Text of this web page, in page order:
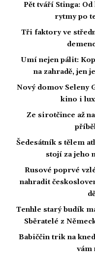
Pět tváří Stinga:
rytmy po
Tři faktory ve
Umí nejen pálit:
na zahradě, jen
Nový domov Seleny
kino i
Ze sirotčince až
Šedesátník s tělem
stojí za jeho
Rusové poprvé
nahradit
Tenhle starý budík
Sběratelé z
Babiččin trik na
vám